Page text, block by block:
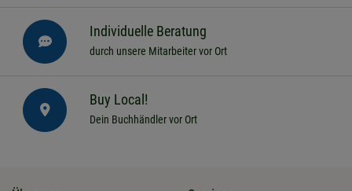
Individuelle Beratung
durch unsere Mitarbeiter vor Ort
Buy Local!
Dein Buchhändler vor Ort